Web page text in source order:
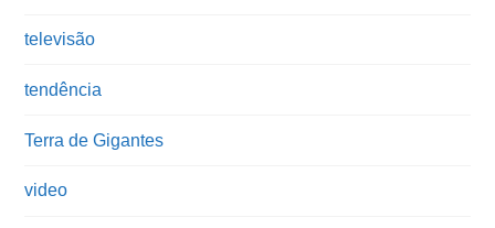
televisão
tendência
Terra de Gigantes
video